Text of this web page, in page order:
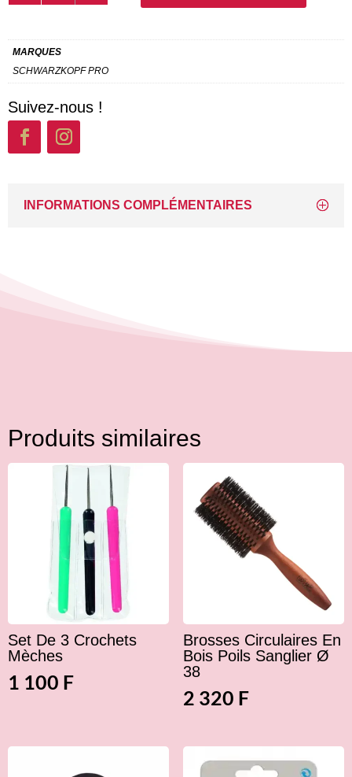
AMM
5-
MARQUES
SCHWARZKOPF PRO
Suivez-nous !
INFORMATIONS COMPLÉMENTAIRES
Produits similaires
Set De 3 Crochets
Mèches
1 100 F
Brosses Circulaires En
Bois Poils Sanglier Ø
38
2 320 F